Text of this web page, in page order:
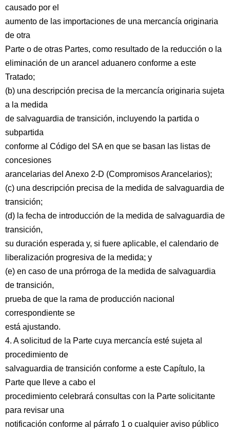
causado por el
aumento de las importaciones de una mercancía originaria
de otra
Parte o de otras Partes, como resultado de la reducción o la
eliminación de un arancel aduanero conforme a este
Tratado;
(b) una descripción precisa de la mercancía originaria sujeta
a la medida
de salvaguardia de transición, incluyendo la partida o
subpartida
conforme al Código del SA en que se basan las listas de
concesiones
arancelarias del Anexo 2-D (Compromisos Arancelarios);
(c) una descripción precisa de la medida de salvaguardia de
transición;
(d) la fecha de introducción de la medida de salvaguardia de
transición,
su duración esperada y, si fuere aplicable, el calendario de
liberalización progresiva de la medida; y
(e) en caso de una prórroga de la medida de salvaguardia
de transición,
prueba de que la rama de producción nacional
correspondiente se
está ajustando.
4. A solicitud de la Parte cuya mercancía esté sujeta al
procedimiento de
salvaguardia de transición conforme a este Capítulo, la
Parte que lleve a cabo el
procedimiento celebrará consultas con la Parte solicitante
para revisar una
notificación conforme al párrafo 1 o cualquier aviso público